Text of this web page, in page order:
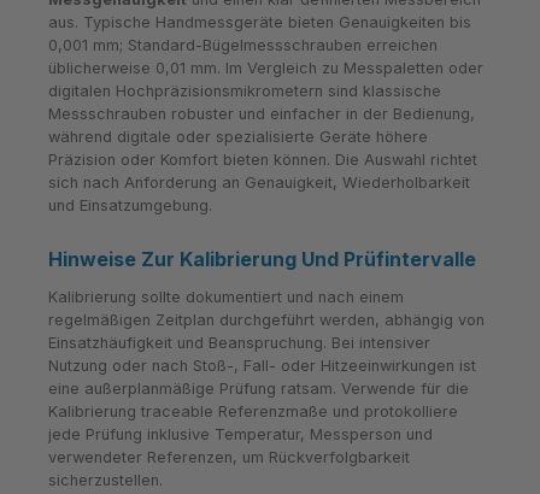
aus. Typische Handmessgeräte bieten Genauigkeiten bis
0,001 mm; Standard-Bügelmessschrauben erreichen
üblicherweise 0,01 mm. Im Vergleich zu Messpaletten oder
digitalen Hochpräzisionsmikrometern sind klassische
Messschrauben robuster und einfacher in der Bedienung,
während digitale oder spezialisierte Geräte höhere
Präzision oder Komfort bieten können. Die Auswahl richtet
sich nach Anforderung an Genauigkeit, Wiederholbarkeit
und Einsatzumgebung.
Hinweise Zur Kalibrierung Und Prüfintervalle
Kalibrierung sollte dokumentiert und nach einem
regelmäßigen Zeitplan durchgeführt werden, abhängig von
Einsatzhäufigkeit und Beanspruchung. Bei intensiver
Nutzung oder nach Stoß-, Fall- oder Hitzeeinwirkungen ist
eine außerplanmäßige Prüfung ratsam. Verwende für die
Kalibrierung traceable Referenzmaße und protokolliere
jede Prüfung inklusive Temperatur, Messperson und
verwendeter Referenzen, um Rückverfolgbarkeit
sicherzustellen.